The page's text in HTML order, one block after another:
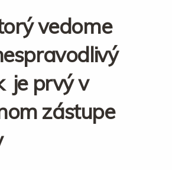
vedome
je prvý v
zástupe